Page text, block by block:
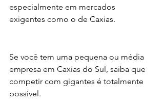
especialmente em mercados
exigentes como o de Caxias.
Se você tem uma pequena ou média
empresa em Caxias do Sul, saiba que
competir com gigantes é totalmente
possível.